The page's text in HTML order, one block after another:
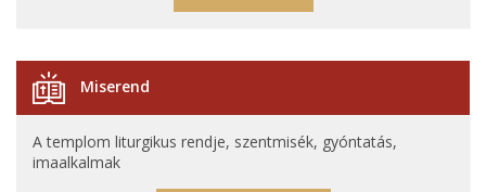
Miserend
A templom liturgikus rendje, szentmisék, gyóntatás,
imaalkalmak